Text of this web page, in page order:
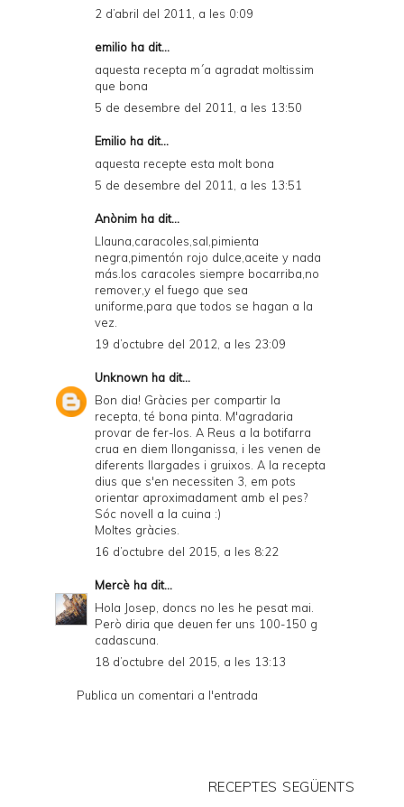
2 d’abril del 2011, a les 0:09
emilio ha dit...
aquesta recepta m´a agradat moltissim
que bona
5 de desembre del 2011, a les 13:50
Emilio ha dit...
aquesta recepte esta molt bona
5 de desembre del 2011, a les 13:51
Anònim ha dit...
Llauna,caracoles,sal,pimienta
negra,pimentón rojo dulce,aceite y nada
más.los caracoles siempre bocarriba,no
remover,y el fuego que sea
uniforme,para que todos se hagan a la
vez.
19 d’octubre del 2012, a les 23:09
Unknown ha dit...
Bon dia! Gràcies per compartir la
recepta, té bona pinta. M'agradaria
provar de fer-los. A Reus a la botifarra
crua en diem llonganissa, i les venen de
diferents llargades i gruixos. A la recepta
dius que s'en necessiten 3, em pots
orientar aproximadament amb el pes?
Sóc novell a la cuina :)
Moltes gràcies.
16 d’octubre del 2015, a les 8:22
Mercè ha dit...
Hola Josep, doncs no les he pesat mai.
Però diria que deuen fer uns 100-150 g
cadascuna.
18 d’octubre del 2015, a les 13:13
Publica un comentari a l'entrada
RECEPTES SEGÜENTS